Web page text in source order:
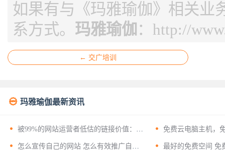
如果有与《玛雅瑜伽》相关业
系方式。 玛雅瑜伽 ： http://
← 交广培训
 玛雅瑜伽最新资讯
 被99%的网站运营者低估的链接价值：揭
开友情链接背后的十二层战略意义
 免费云电脑主机，
 怎么宣传自己的网站 怎么有效推广自己  最好的免费空间 免